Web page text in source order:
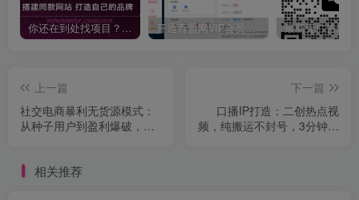
你还在到处找项目？还在当韭菜？我靠卖项目一个月收入5万+，曾经我也是个失败者。 开通百盟网VIP会员，尊享全站资源免费下载，享70%的推广提成！！【限时五折优惠】
上一篇
社交电商暴利无货源模式：
从种子用户到盈利爆破，单
下一篇
口播IP打造：二创热点视
频，纯搬运不封号，3分钟一
相关推荐